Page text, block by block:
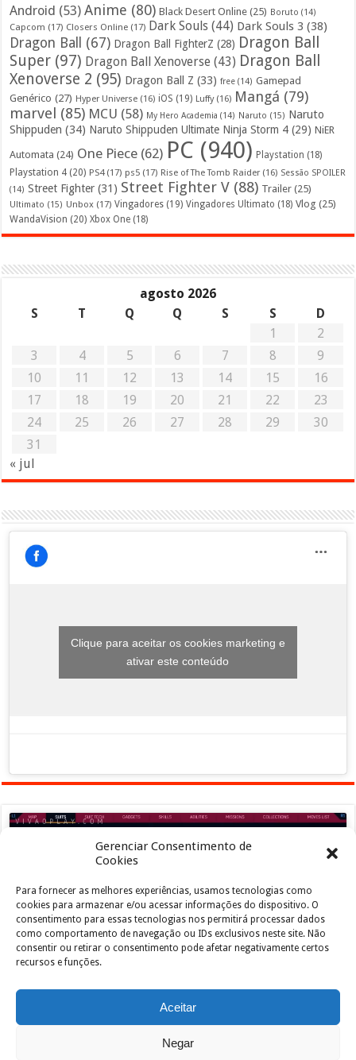
Gerenciar Consentimento de
Cookies
Para fornecer as melhores experiências, usamos tecnologias como
cookies para armazenar e/ou acessar informações do dispositivo. O
consentimento para essas tecnologias nos permitirá processar dados
como comportamento de navegação ou IDs exclusivos neste site. Não
consentir ou retirar o consentimento pode afetar negativamente certos
recursos e funções.
Aceitar
Negar
Android (53) Anime (80) Black Desert Online (25) Boruto (14)
Capcom (17) Closers Online (17) Dark Souls (44) Dark Souls 3 (38)
Dragon Ball (67) Dragon Ball FighterZ (28) Dragon Ball
Super (97) Dragon Ball Xenoverse (43) Dragon Ball
Xenoverse 2 (95) Dragon Ball Z (33) free (14) Gamepad
Genérico (27) Hyper Universe (16) iOS (19) Luffy(16) Mangá (79)
marvel (85) MCU (58) My Hero Academia (14) Naruto (15) Naruto
Shippuden (34) Naruto Shippuden Ultimate Ninja Storm 4 (29) NiER
Automata (24) One Piece (62) PC (940) Playstation (18)
Playstation 4 (20) PS4(17) ps5 (17) Rise of The Tomb Raider (16) Sessão SPOILER
(14) Street Fighter (31) Street Fighter V (88) Trailer (25)
Ultimato (15) Unbox (17) Vingadores (19) Vingadores Ultimato (18) Vlog (25)
WandaVision (20) Xbox One (18)
agosto 2026
S
T Q Q S S
D
1
2
3
4 5 6 7 8
9
10
11 12 13 14 15
16
17
18 19 20 21 22
23
24
25 26 27 28 29
30
31
« jul
Clique para aceitar os cookies marketing e
ativar este conteúdo
Clique para aceitar os cookies marketing e
ativar este conteúdo